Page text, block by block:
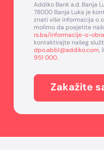
Addiko Bank a.d. Banja
78000 Banja Luka je
znati više informacija o
molimo da posjetite
rs.ba/informacije-o-
kontaktirajte našeg
dpo.abbl@addiko.com,
951 000.
Zakažite